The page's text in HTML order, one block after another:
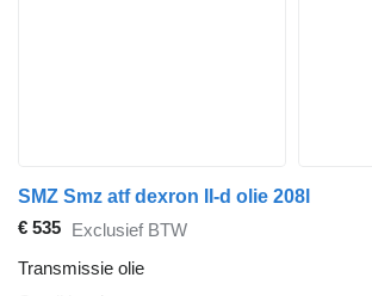
SMZ Smz atf dexron II-d olie 208l
€ 535 Exclusief BTW
Transmissie olie